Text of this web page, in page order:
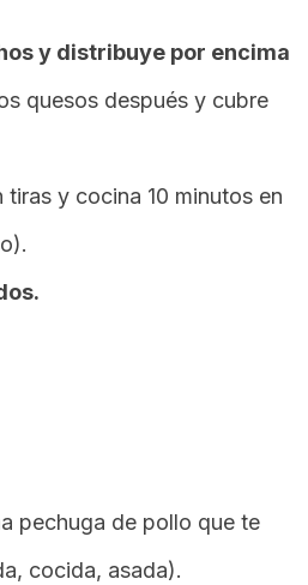
y distribuye por encima
quesos después y cubre
y cocina 10 minutos en
pechuga de pollo que te
cocida, asada).